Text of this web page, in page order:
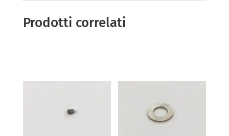
Prodotti correlati